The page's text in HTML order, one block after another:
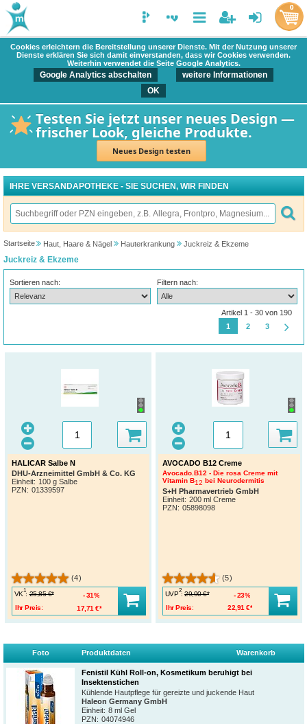
Cookies erleichtern die Bereitstellung unserer Dienste. Mit der Nutzung unserer
Dienste erklären Sie sich damit einverstanden, dass wir Cookies verwenden.
Weiterhin verwendet die Seite Google Analytics.
Google Analytics abschalten
weitere Informationen
OK
Testen Sie jetzt unser neues Design —
frischer Look, gleiche Produkte.
Neues Design testen
0
IHRE VERSANDAPOTHEKE - SIE SUCHEN, WIR FINDEN
Startseite Haut, Haare & Nägel Hauterkrankung Juckreiz & Ekzeme
Juckreiz & Ekzeme
Sortieren nach: Filtern nach:
Artikel 1 - 30 von 190
1
2 3
HALICAR Salbe N
DHU-Arzneimittel GmbH & Co. KG
Einheit: 100 g Salbe
PZN : 01339597
(4)
VK
1
: 25,85 €*
Ihr Preis:
17,71 €*
31%
AVOCADO B12 Creme
Avocado.B12 - Die rosa Creme mit
Vitamin B12 bei Neurodermitis
S+H Pharmavertrieb GmbH
Einheit: 200 ml Creme
PZN : 05898098
(5)
UVP
2
: 29,90 €*
Ihr Preis:
22,91 €*
23%
Foto Produktdaten Warenkorb
Fenistil Kühl Roll-on, Kosmetikum beruhigt bei
Insektenstichen
Kühlende Hautpflege für gereizte und juckende Haut
Haleon Germany GmbH
Einheit: 8 ml Gel
PZN: 04074946